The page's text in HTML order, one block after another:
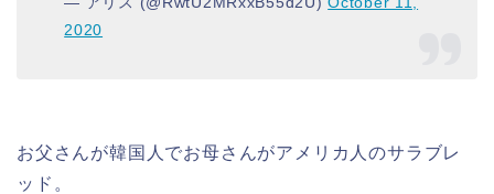
2020
お父さんが韓国人でお母さんがアメリカ人のサラブレ
ッド。